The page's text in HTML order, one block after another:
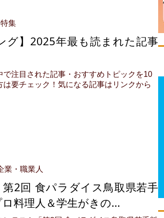
特集
グ】2025年最も読まれた記事
注目された記事・おすすめトピックを10
要チェック！気になる記事はリンクから
業・職業人
第2回 食パラダイス鳥取県若手
料理人＆学生がきの...